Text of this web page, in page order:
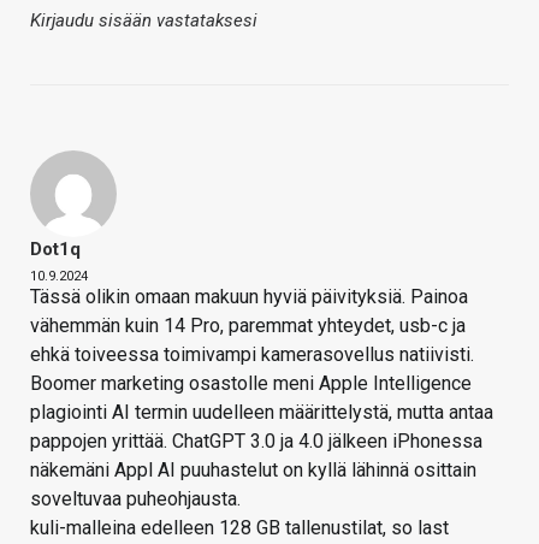
Kirjaudu sisään vastataksesi
Dot1q
10.9.2024
Tässä olikin omaan makuun hyviä päivityksiä. Painoa
vähemmän kuin 14 Pro, paremmat yhteydet, usb-c ja
ehkä toiveessa toimivampi kamerasovellus natiivisti.
Boomer marketing osastolle meni Apple Intelligence
plagiointi AI termin uudelleen määrittelystä, mutta antaa
pappojen yrittää. ChatGPT 3.0 ja 4.0 jälkeen iPhonessa
näkemäni Appl AI puuhastelut on kyllä lähinnä osittain
soveltuvaa puheohjausta.
kuli-malleina edelleen 128 GB tallenustilat, so last